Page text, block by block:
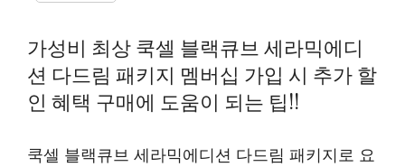
가성비 최상 쿡셀 블랙큐브 세라믹에디
션 다드림 패키지 멤버십 가입 시 추가 할
인 혜택 구매에 도움이 되는 팁!!
쿡셀 블랙큐브 세라믹에디션 다드림 패키지로 요